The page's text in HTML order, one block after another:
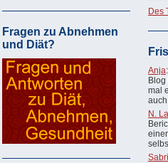
Fragen zu Abnehmen
und Diät?
Des
Anja
mal
N.